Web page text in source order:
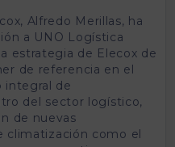
Alfredo Merillas, ha
a UNO Logística
estrategia de Elecox de
de referencia en el
integral de
del sector logístico,
de nuevas
climatización como el